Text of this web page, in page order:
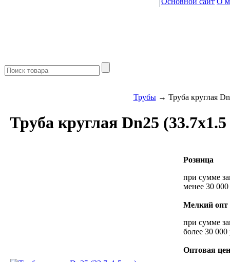
Трубы→ Труба круглая
Труба круглая Dn25
Розница
при сумме
менее 30
Мелкий опт
при сумме
более 30 000
Оптовая